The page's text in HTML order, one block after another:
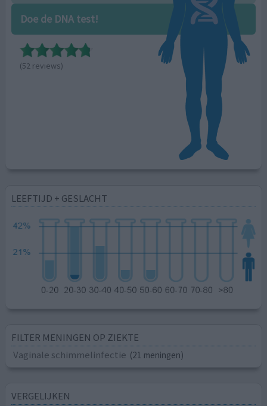
Doe de DNA test!
(52 reviews)
LEEFTIJD + GESLACHT
FILTER MENINGEN OP ZIEKTE
Vaginale schimmelinfectie (21 meningen)
VERGELIJKEN